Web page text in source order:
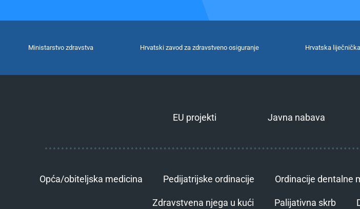
Ministarstvo zdravstva Hrvatski zavod za zdravstveno osiguranje Hrvatska
EU projekti Javna nabava
Opća/obiteljska medicina Pedijatrijske ordinacije Ordinacije dentalne
Zdravstvena njega u kući Palijativna skrb